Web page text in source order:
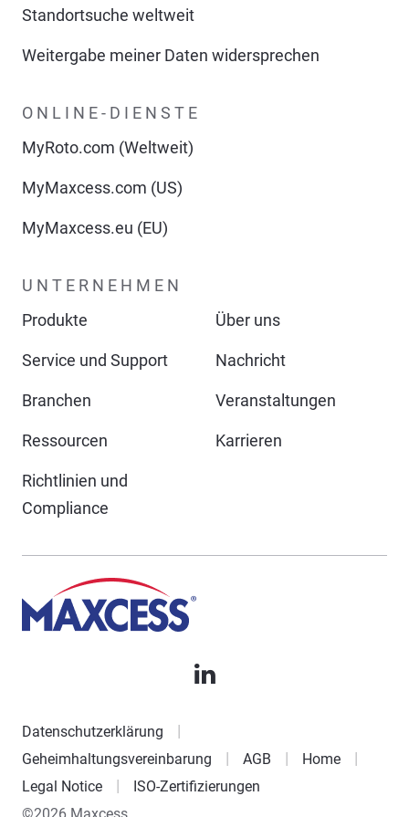
Standortsuche weltweit
Weitergabe meiner Daten widersprechen
ONLINE-DIENSTE
MyRoto.com (Weltweit)
MyMaxcess.com (US)
MyMaxcess.eu (EU)
UNTERNEHMEN
Produkte
Über uns
Service und Support Nachricht
Branchen Veranstaltungen
Ressourcen Karrieren
Richtlinien und
Compliance
Datenschutzerklärung
Geheimhaltungsvereinbarung
AGB
Home
Legal Notice
ISO-Zertifizierungen
©2026 Maxcess